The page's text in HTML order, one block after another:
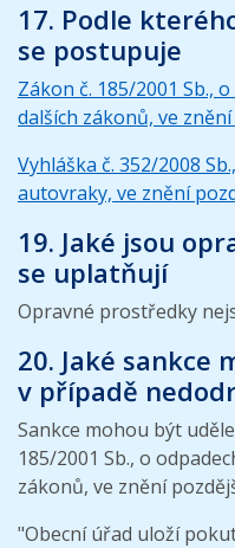
17. Podle
se postupuje
Zákon č. 185/2001 Sb.,
dalších zákonů, ve
Vyhláška č. 352/2008
autovraky, ve znění
19. Jaké jsou
se uplatňují
Opravné prostředky
20. Jaké sankce
v případě
Sankce mohou být
185/2001 Sb., o
zákonů, ve znění
"Obecní úřad uloží